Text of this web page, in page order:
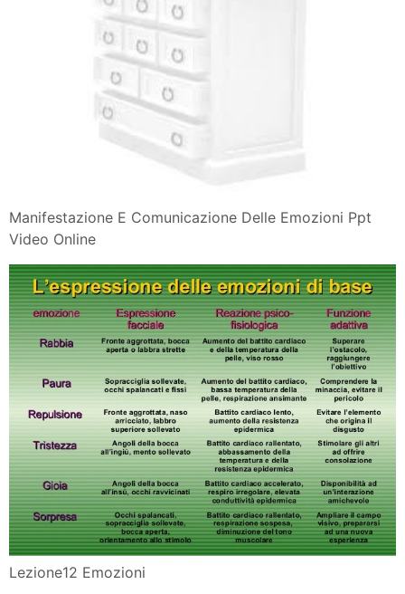
Manifestazione E Comunicazione Delle Emozioni Ppt
Video Online
Lezione12 Emozioni